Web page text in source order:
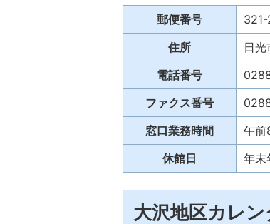
郵便番号
住所
日
電話番号
ファクス番号
窓口業務時間
午前
休館日
年末
大沢地区カレン